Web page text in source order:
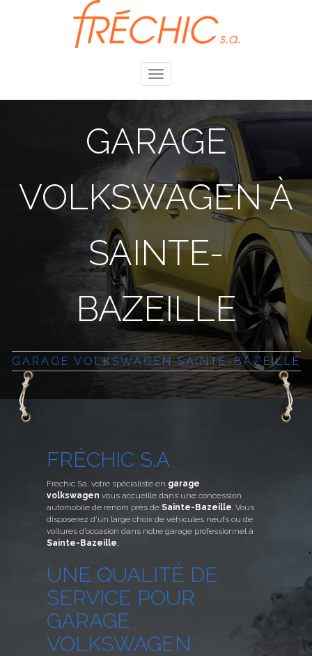
Toggle
navigation
GARAGE
VOLKSWAGEN À
SAINTE-
BAZEILLE
GARAGE VOLKSWAGEN SAINTE-BAZEILLE
FRÉCHIC S.A
Frechic Sa, votre spécialiste en garage
volkswagen vous accueille dans une concession
automobile de renom près de Sainte-Bazeille . Vous
disposerez d’un large choix de véhicules neufs ou de
voitures d’occasion dans notre garage professionnel à
Sainte-Bazeille
UNE QUALITÉ DE
SERVICE POUR
GARAGE
VOLKSWAGEN